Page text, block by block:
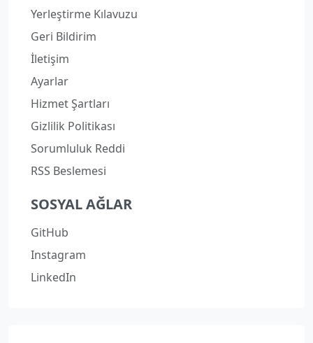
Yerleştirme Kılavuzu
Geri Bildirim
İletişim
Ayarlar
Hizmet Şartları
Gizlilik Politikası
Sorumluluk Reddi
RSS Beslemesi
SOSYAL AĞLAR
GitHub
Instagram
LinkedIn